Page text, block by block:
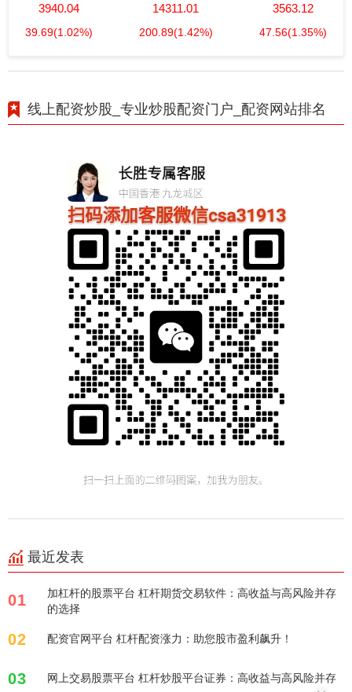
3940.04
39.69(1.02%)
14311.01
200.89(1.42%)
3563.12
47.56(1.35%)
线上配资炒股_专业炒股配资门户_配资网站排名
最近发表
01
加杠杆的股票平台 杠杆期货交易软件：高收益与高风险并存
的选择
02 配资官网平台 杠杆配资涨力：助您股市盈利飙升！
03 网上交易股票平台 杠杆炒股平台证券：高收益与高风险并存